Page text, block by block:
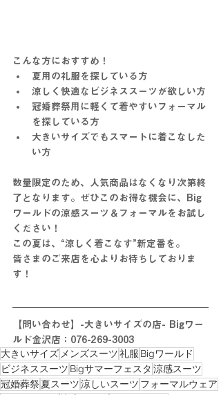
こんな方におすすめ！
夏用の礼服を探している方
涼しく快適なビジネススーツが欲しい方
冠婚葬祭用に軽くて着やすいフォーマル
を探している方
大きいサイズでもスマートに着こなした
い方
数量限定のため、人気商品はなくなり次第終
了となります。ぜひこのお得な機会に、Big
ワールドの涼感スーツ＆フォーマルをお試し
ください！
この夏は、“涼しく着こなす”新定番を。
皆さまのご来店を心よりお待ちしておりま
す！
【問い合わせ】-大きいサイズの店- Bigワー
ルド金沢店：076-269-3003
大きいサイズ メンズスーツ礼服 Bigワールド
ビジネススーツ Bigサマーフェスタ 涼感スーツ
冠婚葬祭 夏スーツ涼しいスーツ フォーマルウェア